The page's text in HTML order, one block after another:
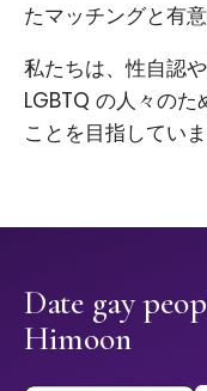
たマッチングと有
私たちは、性自認
LGBTQ の人々の
ことを目指していま
Date gay
Himoon